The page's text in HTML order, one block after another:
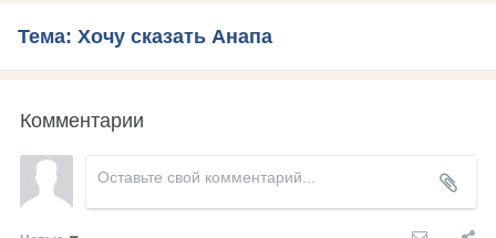
Тема: Хочу сказать Анапа
Комментарии